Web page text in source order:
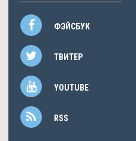
ФЭЙСБУК
ТВИТЕР
YOUTUBE
RSS